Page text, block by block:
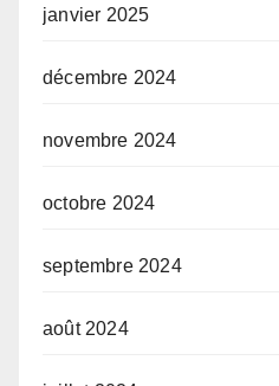
janvier 2025
décembre 2024
novembre 2024
octobre 2024
septembre 2024
août 2024